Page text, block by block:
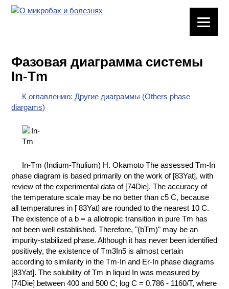
ХИМИЧЕСКАЯ
ПОСУДА
ВРЕДНЫЕ
ФАКТОРЫ
ХИМИЯ НА
ПРОИЗВОДСТВЕ
И ХИМИЧЕСКАЯ
ТЕХНОЛОГИЯ
КОНТАКТЫ
Фазовая диаграмма системы
In-Tm
К оглавлению: Другие диаграммы (Others phase
diargams)
In-Tm (Indium-Thulium) H. Okamoto The assessed Tm-In
phase diagram is based primarily on the work of [83Yat], with
review of the experimental data of [74Die]. The accuracy of
the temperature scale may be no better than с5 C, because
all temperatures in [ 83Yat] are rounded to the nearest 10 C.
The existence of a b = a allotropic transition in pure Tm has
not been well established. Therefore, "(bTm)" may be an
impurity-stabilized phase. Although it has never been identified
positively, the existence of Tm3In5 is almost certain
according to similarity in the Tm-In and Er-In phase diagrams
[83Yat]. The solubility of Tm in liquid In was measured by
[74Die] between 400 and 500 C; log C = 0.786 - 1160/T, where